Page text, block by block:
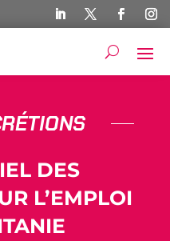
DES
L’EMPLOI